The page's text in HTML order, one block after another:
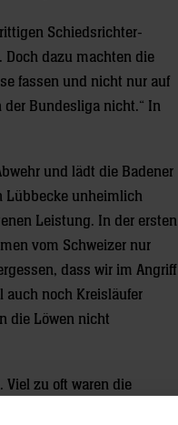
Schiedsrichter-
Doch dazu machten die
fassen und nicht nur auf
Bundesliga nicht.“ In
und lädt die Badener
Lübbecke unheimlich
Leistung. In der ersten
vom Schweizer nur
dass wir im Angriff
auch noch Kreisläufer
die Löwen nicht
Viel zu oft waren die
bekommt ein